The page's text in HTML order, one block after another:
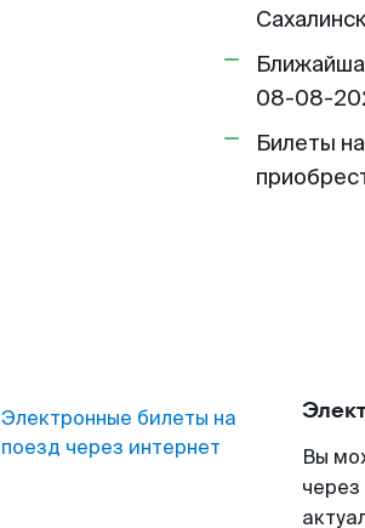
08-08-
Билеты
Электронные билеты на
поезд через интернет
Вы